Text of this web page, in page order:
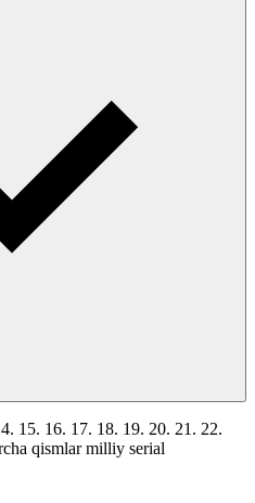
15. 16. 17. 18. 19. 20. 21. 22.
qismlar milliy serial